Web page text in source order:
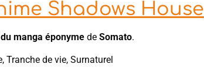
Shadows House
manga éponyme de Somato.
Tranche de vie, Surnaturel